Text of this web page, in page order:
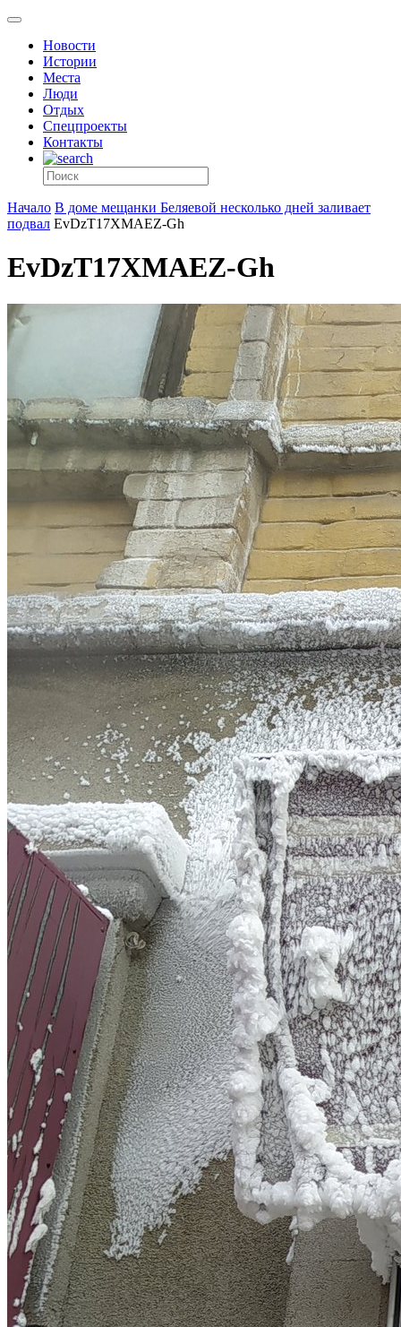
Новости
Истории
Места
Люди
Отдых
Спецпроекты
Контакты
Начало В доме мещанки Беляевой несколько дней заливает
подвал EvDzT17XMAEZ-Gh
EvDzT17XMAEZ-Gh